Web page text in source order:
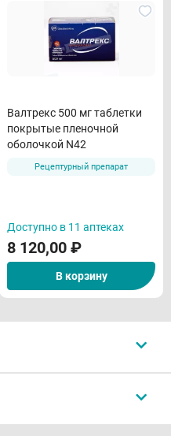
Валтрекс 500 мг таблетки
покрытые пленочной
оболочкой N42
Рецептурный препарат
Доступно в 11 аптеках
8 120,00 ₽
В корзину